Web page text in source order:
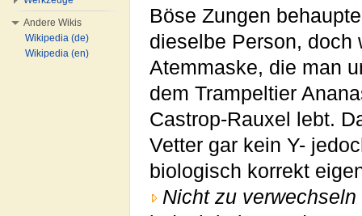
Böse Zungen
dieselbe Person, doch
Atemmaske, die man
dem Trampeltier
Castrop-Rauxel lebt.
Vetter gar kein Y-
biologisch korrekt
Nicht zu verwechseln
Andere Wikis
Wikipedia (de)
Wikipedia (en)